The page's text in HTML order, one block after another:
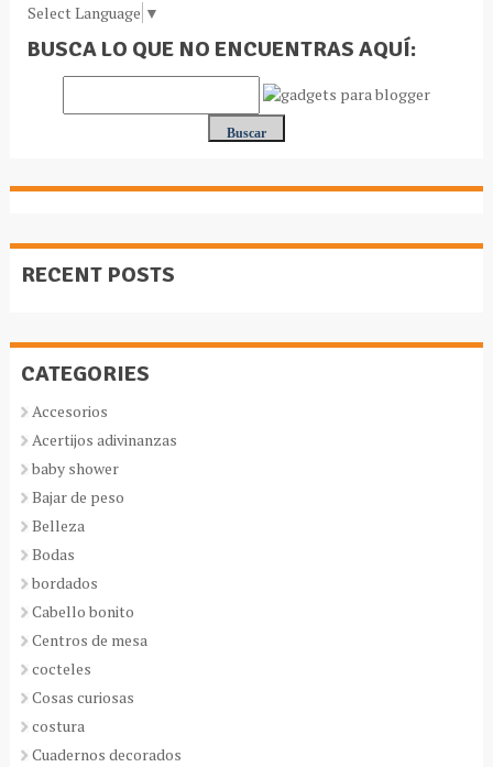
Select Language ▼
BUSCA LO QUE NO ENCUENTRAS AQUÍ:
RECENT POSTS
CATEGORIES
Accesorios
Acertijos adivinanzas
baby shower
Bajar de peso
Belleza
Bodas
bordados
Cabello bonito
Centros de mesa
cocteles
Cosas curiosas
costura
Cuadernos decorados